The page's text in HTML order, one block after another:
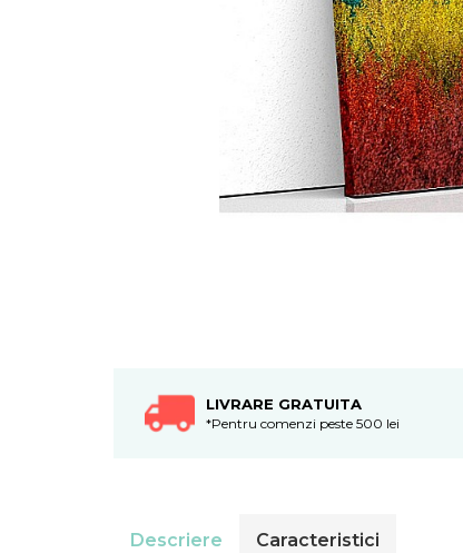
LIVRARE GRATUITA
*Pentru comenzi peste 500 lei
Descriere Caracteristici